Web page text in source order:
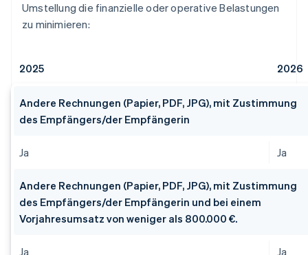
Umstellung die finanzielle oder operative Belastungen
zu minimieren:
2025 2026
Andere Rechnungen (Papier, PDF, JPG), mit Zustimmung
des Empfängers/der Empfängerin
Ja Ja
Andere Rechnungen (Papier, PDF, JPG), mit Zustimmung
des Empfängers/der Empfängerin und bei einem
Vorjahresumsatz von weniger als 800.000 €.
Ja Ja